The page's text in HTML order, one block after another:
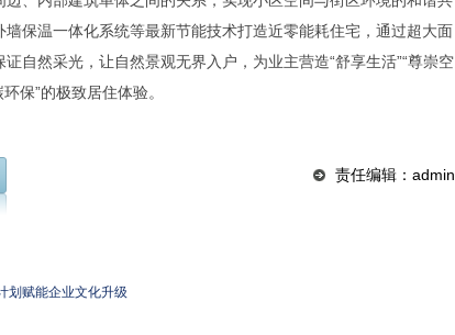
保温一体化系统等最新节能技术打造近零能耗住宅，通过超大面
自然采光，让自然景观无界入户，为业主营造“舒享生活”“尊崇空
环保”的极致居住体验。
责任编辑：admin
划赋能企业文化升级